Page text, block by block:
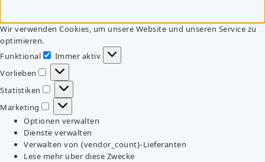
Wir verwenden Cookies, um unsere Website und unseren Service zu
optimieren.
Funktional
Funktional
Immer aktiv
Vorlieben
Vorlieben
Statistiken
Statistiken
Marketing
Marketing
Optionen verwalten
Dienste verwalten
Verwalten von {vendor_count}-Lieferanten
Lese mehr über diese Zwecke